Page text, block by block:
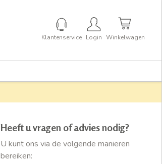
Klantenservice Login Winkelwagen
Heeft u vragen of advies nodig?
U kunt ons via de volgende manieren
bereiken: